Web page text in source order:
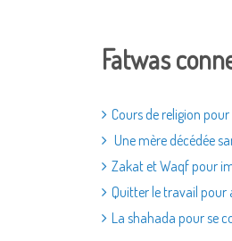
Fatwas
Cours de religion
Une mère décédée
Zakat et Waqf pour
Quitter le travail pour
La shahada pour se